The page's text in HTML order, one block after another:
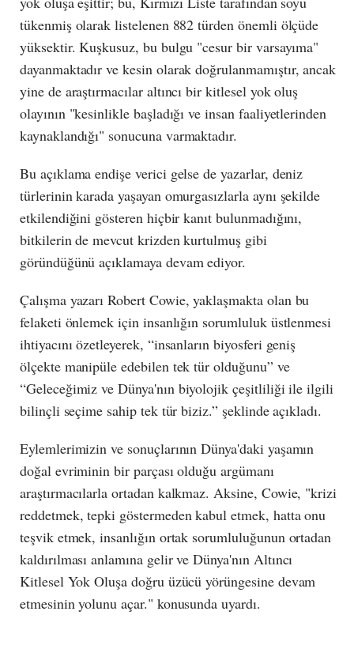
tükenmiş olarak listelenen 882 türden önemli ölçüde
yüksektir. Kuşkusuz, bu bulgu "cesur bir varsayıma"
dayanmaktadır ve kesin olarak doğrulanmamıştır, ancak
yine de araştırmacılar altıncı bir kitlesel yok oluş
olayının "kesinlikle başladığı ve insan faaliyetlerinden
kaynaklandığı" sonucuna varmaktadır.
Bu açıklama endişe verici gelse de yazarlar, deniz
türlerinin karada yaşayan omurgasızlarla aynı şekilde
etkilendiğini gösteren hiçbir kanıt bulunmadığını,
bitkilerin de mevcut krizden kurtulmuş gibi
göründüğünü açıklamaya devam ediyor.
Çalışma yazarı Robert Cowie, yaklaşmakta olan bu
felaketi önlemek için insanlığın sorumluluk üstlenmesi
ihtiyacını özetleyerek, “insanların biyosferi geniş
ölçekte manipüle edebilen tek tür olduğunu” ve
“Geleceğimiz ve Dünya'nın biyolojik çeşitliliği ile ilgili
bilinçli seçime sahip tek tür biziz.” şeklinde açıkladı.
Eylemlerimizin ve sonuçlarının Dünya'daki yaşamın
doğal evriminin bir parçası olduğu argümanı
araştırmacılarla ortadan kalkmaz. Aksine, Cowie, "krizi
reddetmek, tepki göstermeden kabul etmek, hatta onu
teşvik etmek, insanlığın ortak sorumluluğunun ortadan
kaldırılması anlamına gelir ve Dünya'nın Altıncı
Kitlesel Yok Oluşa doğru üzücü yörüngesine devam
etmesinin yolunu açar." konusunda uyardı.